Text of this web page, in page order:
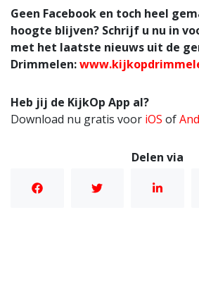
Geen Facebook en toch heel
hoogte blijven? Schrijf u nu in
met het laatste nieuws uit de
Drimmelen:
Heb jij de KijkOp App al?
Download nu gratis voor iOS of
Delen via